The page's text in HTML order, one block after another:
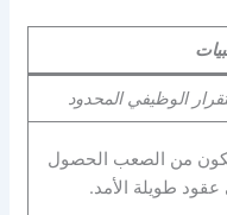
الوظيفي المحدود
من الصعب الحصول
طويلة الأمد.